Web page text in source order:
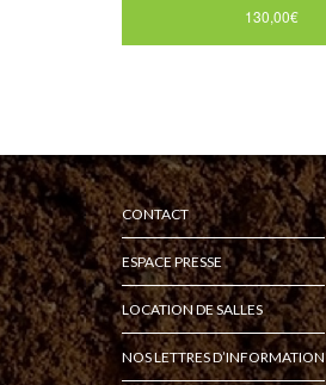
130,00€
CONTACT
ESPACE PRESSE
LOCATION DE SALLES
NOS LETTRES D’INFORMATION